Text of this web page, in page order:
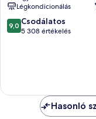
Légkondicionálás
9.0
ennyiből:
9,0 Csodálatos
5 308 értékelés
Hasonló